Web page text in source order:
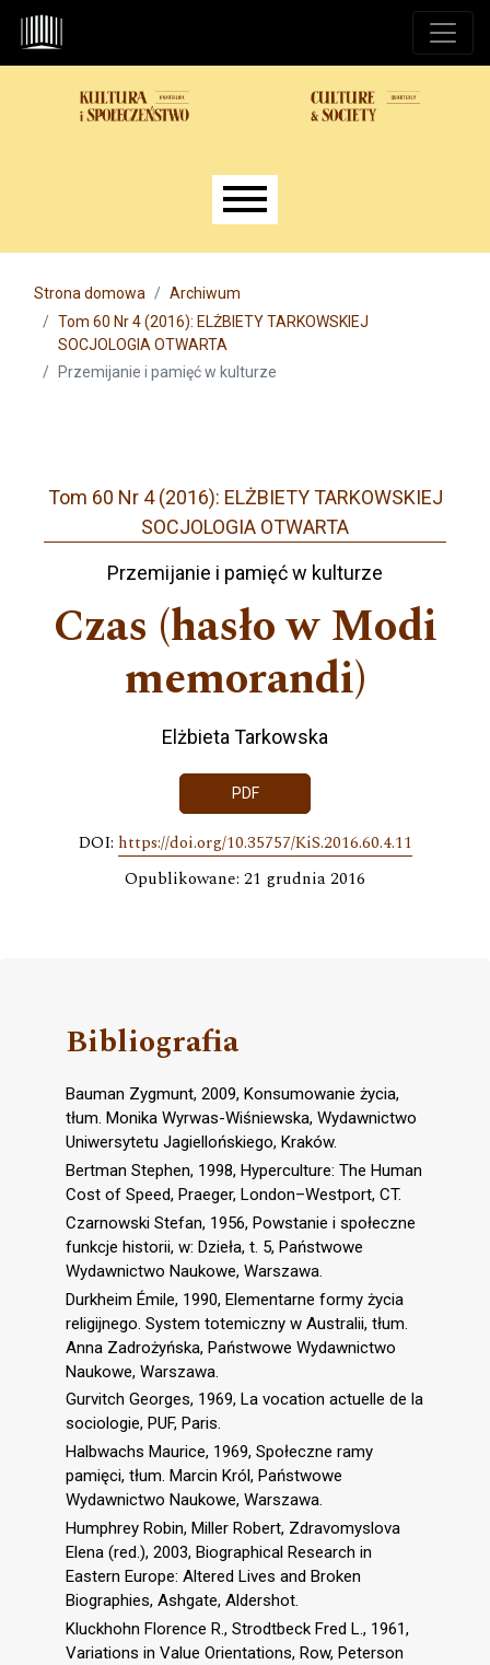
Przejdź do głównego menu
Przejdź do sekcji głównej
Przejdź do stopki
Main menu
Strona domowa
Archiwum
Tom 60 Nr 4 (2016): ELŻBIETY TARKOWSKIEJ
SOCJOLOGIA OTWARTA
Przemijanie i pamięć w kulturze
Tom 60 Nr 4 (2016): ELŻBIETY TARKOWSKIEJ
SOCJOLOGIA OTWARTA
Przemijanie i pamięć w kulturze
Czas (hasło w Modi
memorandi)
Elżbieta Tarkowska
PDF
DOI: https://doi.org/10.35757/KiS.2016.60.4.11
Opublikowane: 21 grudnia 2016
Bibliografia
Bauman Zygmunt, 2009, Konsumowanie życia,
tłum. Monika Wyrwas-Wiśniewska, Wydawnictwo
Uniwersytetu Jagiellońskiego, Kraków.
Bertman Stephen, 1998, Hyperculture: The Human
Cost of Speed, Praeger, London–Westport, CT.
Czarnowski Stefan, 1956, Powstanie i społeczne
funkcje historii, w: Dzieła, t. 5, Państwowe
Wydawnictwo Naukowe, Warszawa.
Durkheim Émile, 1990, Elementarne formy życia
religijnego. System totemiczny w Australii, tłum.
Anna Zadrożyńska, Państwowe Wydawnictwo
Naukowe, Warszawa.
Gurvitch Georges, 1969, La vocation actuelle de la
sociologie, PUF, Paris.
Halbwachs Maurice, 1969, Społeczne ramy
pamięci, tłum. Marcin Król, Państwowe
Wydawnictwo Naukowe, Warszawa.
Humphrey Robin, Miller Robert, Zdravomyslova
Elena (red.), 2003, Biographical Research in
Eastern Europe: Altered Lives and Broken
Biographies, Ashgate, Aldershot.
Kluckhohn Florence R., Strodtbeck Fred L., 1961,
Variations in Value Orientations, Row, Peterson